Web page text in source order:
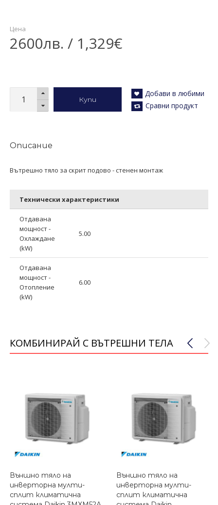
Цена
2600лв. / 1,329€
Купи
Добави в любими
Сравни продукт
Описание
Вътрешно тяло за скрит подово - стенен монтаж
Технически характеристики
Отдавана
мощност -
Охлаждане
(kW)
5.00
Отдавана
мощност -
Отопление
(kW)
6.00
КОМБИНИРАЙ С ВЪТРЕШНИ ТЕЛА
Външно тяло на
инверторна мулти-
сплит климатична
Външно тяло на
инверторна мулти-
сплит климатична